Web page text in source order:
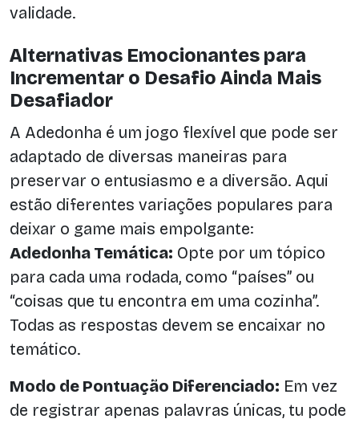
validade.
Alternativas Emocionantes para
Incrementar o Desafio Ainda Mais
Desafiador
A Adedonha é um jogo flexível que pode ser
adaptado de diversas maneiras para
preservar o entusiasmo e a diversão. Aqui
estão diferentes variações populares para
deixar o game mais empolgante:
Adedonha Temática: Opte por um tópico
para cada uma rodada, como “países” ou
“coisas que tu encontra em uma cozinha”.
Todas as respostas devem se encaixar no
temático.
Modo de Pontuação Diferenciado: Em vez
de registrar apenas palavras únicas, tu pode